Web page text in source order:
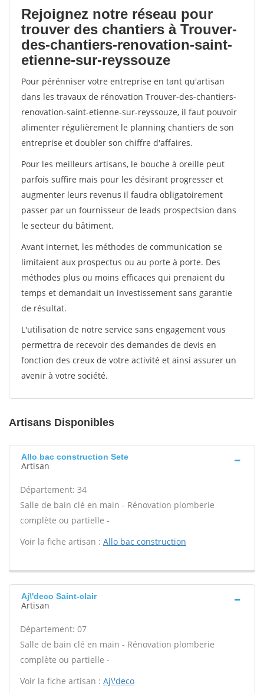
Rejoignez notre réseau pour
trouver des chantiers à Trouver-
des-chantiers-renovation-saint-
etienne-sur-reyssouze
Pour pérénniser votre entreprise en tant qu'artisan
dans les travaux de rénovation Trouver-des-chantiers-
renovation-saint-etienne-sur-reyssouze, il faut pouvoir
alimenter régulièrement le planning chantiers de son
entreprise et doubler son chiffre d'affaires.
Pour les meilleurs artisans, le bouche à oreille peut
parfois suffire mais pour les désirant progresser et
augmenter leurs revenus il faudra obligatoirement
passer par un fournisseur de leads prospectsion dans
le secteur du bâtiment.
Avant internet, les méthodes de communication se
limitaient aux prospectus ou au porte à porte. Des
méthodes plus ou moins efficaces qui prenaient du
temps et demandait un investissement sans garantie
de résultat.
L'utilisation de notre service sans engagement vous
permettra de recevoir des demandes de devis en
fonction des creux de votre activité et ainsi assurer un
avenir à votre société.
Artisans Disponibles
Allo bac construction Sete
Artisan
Département: 34
Salle de bain clé en main - Rénovation plomberie
complète ou partielle -
Voir la fiche artisan : Allo bac construction
Aj\'deco Saint-clair
Artisan
Département: 07
Salle de bain clé en main - Rénovation plomberie
complète ou partielle -
Voir la fiche artisan : Aj\'deco